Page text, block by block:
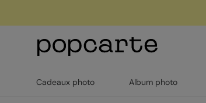
Cadeaux photo Album photo